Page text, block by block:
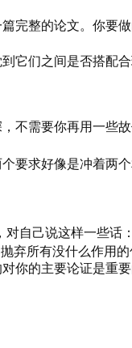
整的论文。你要
们之间是否搭配
需要你再用一些
要求好像是冲着两个
自己说这样一些话：
弃所有没什么作用的
的主要论证是重